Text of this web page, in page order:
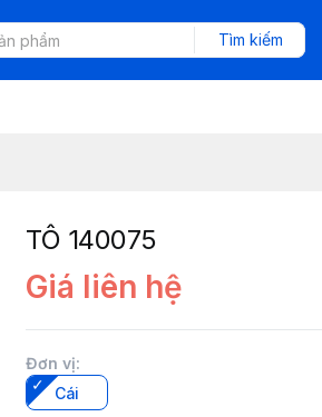
Tìm kiếm
TÔ 140075
Giá liên hệ
Đơn vị:
Cái